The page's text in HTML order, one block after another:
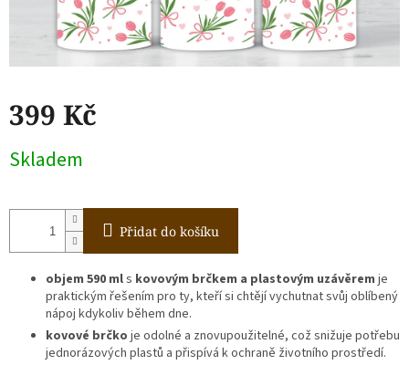
399 Kč
cena:
Skladem
Přidat do košíku
objem 590 mls kovovým brčkem a plastovým uzávěrem je
praktickým řešením pro ty, kteří si chtějí vychutnat svůj oblíbený
nápoj kdykoliv během dne.
kovové brčko je odolné a znovupoužitelné, což snižuje potřebu
jednorázových plastů a přispívá k ochraně životního prostředí.